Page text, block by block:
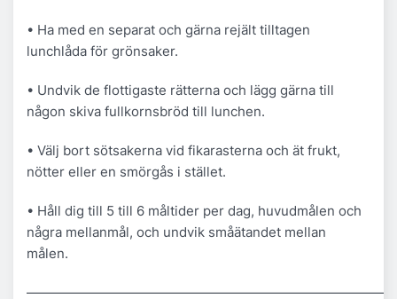
• Ha med en separat och gärna rejält tilltagen
lunchlåda för grönsaker.
• Undvik de flottigaste rätterna och lägg gärna till
någon skiva fullkornsbröd till lunchen.
• Välj bort sötsakerna vid fikarasterna och ät frukt,
nötter eller en smörgås i stället.
• Håll dig till 5 till 6 måltider per dag, huvudmålen och
några mellanmål, och undvik småätandet mellan
målen.
———————————————————————————–